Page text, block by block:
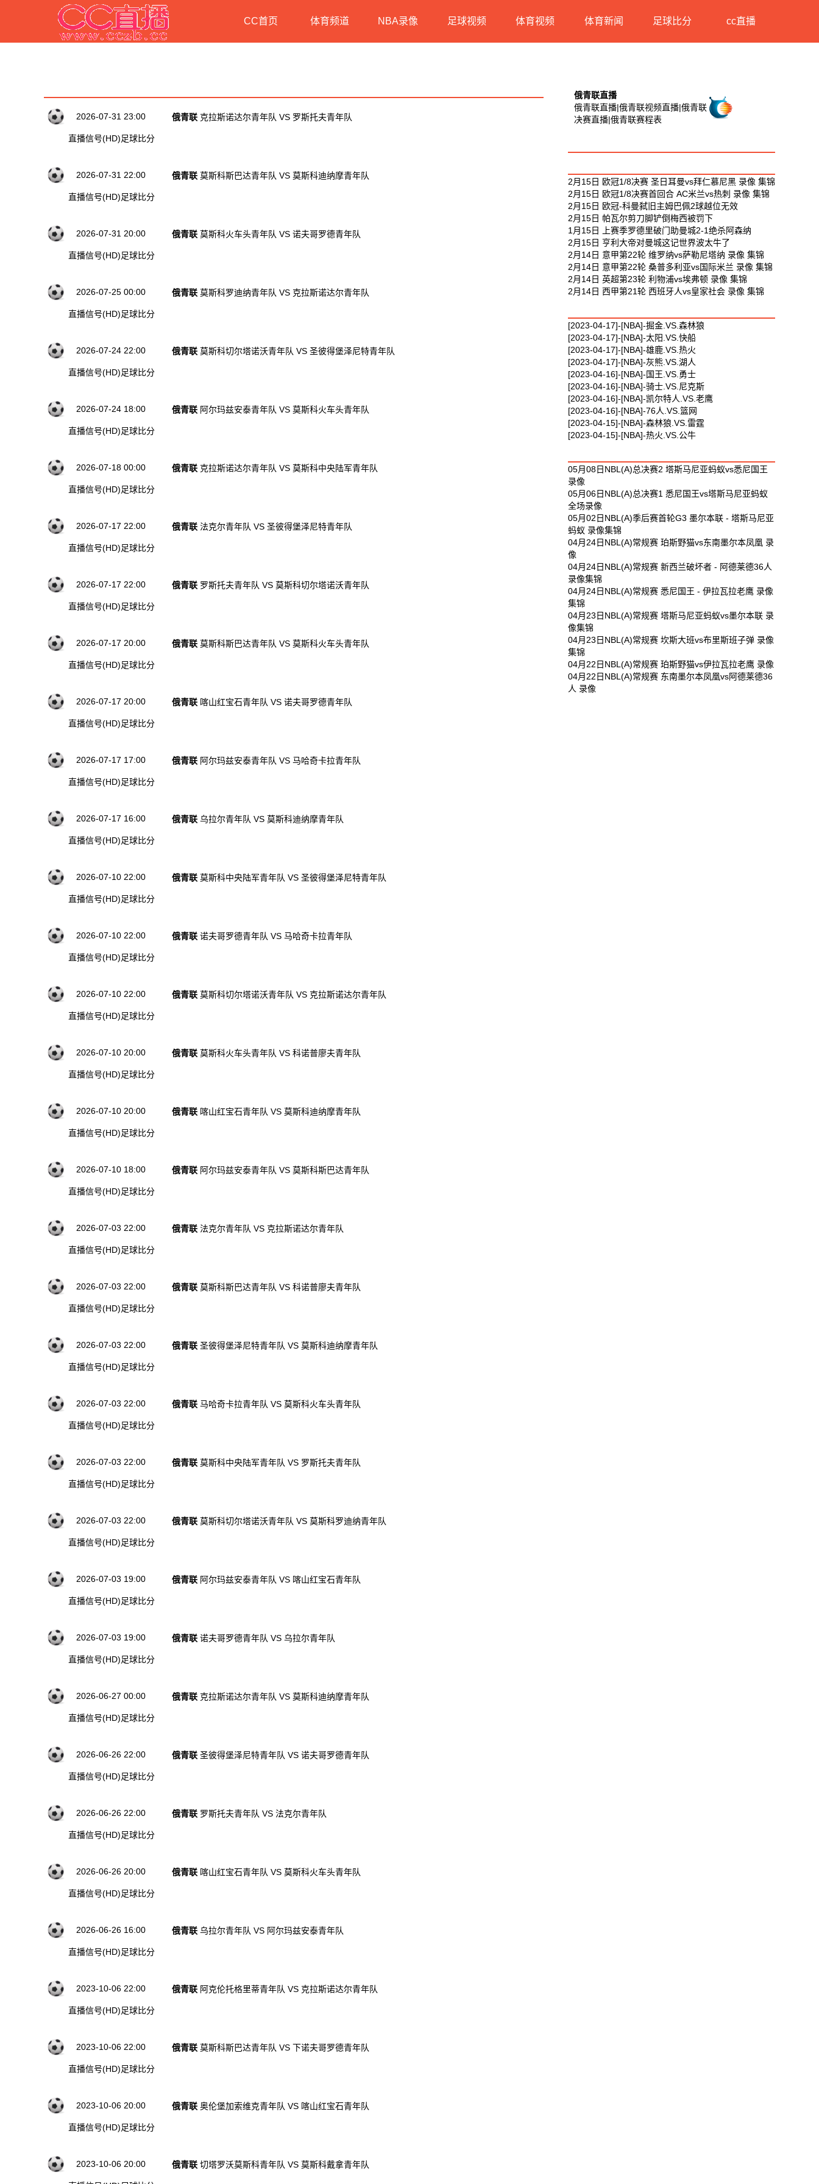
CC首页 体育频道 NBA录像 足球视频 体育视频 体育新闻 足球比分 cc直播
2026-07-31 23:00 俄青联 克拉斯诺达尔青年队 VS 罗斯托夫青年队
直播信号(HD)足球比分
2026-07-31 22:00 俄青联 莫斯科斯巴达青年队 VS 莫斯科迪纳摩青年队
直播信号(HD)足球比分
2026-07-31 20:00 俄青联 莫斯科火车头青年队 VS 诺夫哥罗德青年队
直播信号(HD)足球比分
2026-07-25 00:00 俄青联 莫斯科罗迪纳青年队 VS 克拉斯诺达尔青年队
直播信号(HD)足球比分
2026-07-24 22:00 俄青联 莫斯科切尔塔诺沃青年队 VS 圣彼得堡泽尼特青年队
直播信号(HD)足球比分
2026-07-24 18:00 俄青联 阿尔玛兹安泰青年队 VS 莫斯科火车头青年队
直播信号(HD)足球比分
2026-07-18 00:00 俄青联 克拉斯诺达尔青年队 VS 莫斯科中央陆军青年队
直播信号(HD)足球比分
2026-07-17 22:00 俄青联 法克尔青年队 VS 圣彼得堡泽尼特青年队
直播信号(HD)足球比分
2026-07-17 22:00 俄青联 罗斯托夫青年队 VS 莫斯科切尔塔诺沃青年队
直播信号(HD)足球比分
2026-07-17 20:00 俄青联 莫斯科斯巴达青年队 VS 莫斯科火车头青年队
直播信号(HD)足球比分
2026-07-17 20:00 俄青联 喀山红宝石青年队 VS 诺夫哥罗德青年队
直播信号(HD)足球比分
2026-07-17 17:00 俄青联 阿尔玛兹安泰青年队 VS 马哈奇卡拉青年队
直播信号(HD)足球比分
2026-07-17 16:00 俄青联 乌拉尔青年队 VS 莫斯科迪纳摩青年队
直播信号(HD)足球比分
2026-07-10 22:00 俄青联 莫斯科中央陆军青年队 VS 圣彼得堡泽尼特青年队
直播信号(HD)足球比分
2026-07-10 22:00 俄青联 诺夫哥罗德青年队 VS 马哈奇卡拉青年队
直播信号(HD)足球比分
2026-07-10 22:00 俄青联 莫斯科切尔塔诺沃青年队 VS 克拉斯诺达尔青年队
直播信号(HD)足球比分
2026-07-10 20:00 俄青联 莫斯科火车头青年队 VS 科诺普廖夫青年队
直播信号(HD)足球比分
2026-07-10 20:00 俄青联 喀山红宝石青年队 VS 莫斯科迪纳摩青年队
直播信号(HD)足球比分
2026-07-10 18:00 俄青联 阿尔玛兹安泰青年队 VS 莫斯科斯巴达青年队
直播信号(HD)足球比分
2026-07-03 22:00 俄青联 法克尔青年队 VS 克拉斯诺达尔青年队
直播信号(HD)足球比分
2026-07-03 22:00 俄青联 莫斯科斯巴达青年队 VS 科诺普廖夫青年队
直播信号(HD)足球比分
2026-07-03 22:00 俄青联 圣彼得堡泽尼特青年队 VS 莫斯科迪纳摩青年队
直播信号(HD)足球比分
2026-07-03 22:00 俄青联 马哈奇卡拉青年队 VS 莫斯科火车头青年队
直播信号(HD)足球比分
2026-07-03 22:00 俄青联 莫斯科中央陆军青年队 VS 罗斯托夫青年队
直播信号(HD)足球比分
2026-07-03 22:00 俄青联 莫斯科切尔塔诺沃青年队 VS 莫斯科罗迪纳青年队
直播信号(HD)足球比分
2026-07-03 19:00 俄青联 阿尔玛兹安泰青年队 VS 喀山红宝石青年队
直播信号(HD)足球比分
2026-07-03 19:00 俄青联 诺夫哥罗德青年队 VS 乌拉尔青年队
直播信号(HD)足球比分
2026-06-27 00:00 俄青联 克拉斯诺达尔青年队 VS 莫斯科迪纳摩青年队
直播信号(HD)足球比分
2026-06-26 22:00 俄青联 圣彼得堡泽尼特青年队 VS 诺夫哥罗德青年队
直播信号(HD)足球比分
2026-06-26 22:00 俄青联 罗斯托夫青年队 VS 法克尔青年队
直播信号(HD)足球比分
2026-06-26 20:00 俄青联 喀山红宝石青年队 VS 莫斯科火车头青年队
直播信号(HD)足球比分
2026-06-26 16:00 俄青联 乌拉尔青年队 VS 阿尔玛兹安泰青年队
直播信号(HD)足球比分
2023-10-06 22:00 俄青联 阿克伦托格里蒂青年队 VS 克拉斯诺达尔青年队
直播信号(HD)足球比分
2023-10-06 22:00 俄青联 莫斯科斯巴达青年队 VS 下诺夫哥罗德青年队
直播信号(HD)足球比分
2023-10-06 20:00 俄青联 奥伦堡加索维克青年队 VS 喀山红宝石青年队
直播信号(HD)足球比分
2023-10-06 20:00 俄青联 切塔罗沃莫斯科青年队 VS 莫斯科戴拿青年队
俄青联直播
俄青联直播|俄青联视频直播|俄青联
决赛直播|俄青联赛程表
2月15日 欧冠1/8决赛 圣日耳曼vs拜仁慕尼黑 录像 集锦
2月15日 欧冠1/8决赛首回合 AC米兰vs热刺 录像 集锦
2月15日 欧冠-科曼弑旧主姆巴佩2球越位无效
2月15日 帕瓦尔剪刀脚铲倒梅西被罚下
1月15日 上赛季罗德里破门助曼城2-1绝杀阿森纳
2月15日 亨利大帝对曼城这记世界波太牛了
2月14日 意甲第22轮 维罗纳vs萨勒尼塔纳 录像 集锦
2月14日 意甲第22轮 桑普多利亚vs国际米兰 录像 集锦
2月14日 英超第23轮 利物浦vs埃弗顿 录像 集锦
2月14日 西甲第21轮 西班牙人vs皇家社会 录像 集锦
[2023-04-17]-[NBA]-掘金.VS.森林狼
[2023-04-17]-[NBA]-太阳.VS.快船
[2023-04-17]-[NBA]-雄鹿.VS.热火
[2023-04-17]-[NBA]-灰熊.VS.湖人
[2023-04-16]-[NBA]-国王.VS.勇士
[2023-04-16]-[NBA]-骑士.VS.尼克斯
[2023-04-16]-[NBA]-凯尔特人.VS.老鹰
[2023-04-16]-[NBA]-76人.VS.篮网
[2023-04-15]-[NBA]-森林狼.VS.雷霆
[2023-04-15]-[NBA]-热火.VS.公牛
05月08日NBL(A)总决赛2 塔斯马尼亚蚂蚁vs悉尼国王
录像
05月06日NBL(A)总决赛1 悉尼国王vs塔斯马尼亚蚂蚁
全场录像
05月02日NBL(A)季后赛首轮G3 墨尔本联 - 塔斯马尼亚
蚂蚁 录像集锦
04月24日NBL(A)常规赛 珀斯野猫vs东南墨尔本凤凰 录
像
04月24日NBL(A)常规赛 新西兰破坏者 - 阿德莱德36人
录像集锦
04月24日NBL(A)常规赛 悉尼国王 - 伊拉瓦拉老鹰 录像
集锦
04月23日NBL(A)常规赛 塔斯马尼亚蚂蚁vs墨尔本联 录
像集锦
04月23日NBL(A)常规赛 坎斯大班vs布里斯班子弹 录像
集锦
04月22日NBL(A)常规赛 珀斯野猫vs伊拉瓦拉老鹰 录像
04月22日NBL(A)常规赛 东南墨尔本凤凰vs阿德莱德36
人 录像